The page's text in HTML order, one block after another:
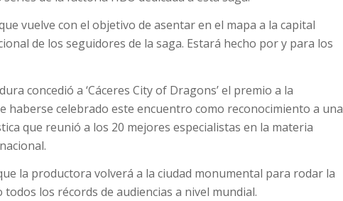
vuelve con el objetivo de asentar en el mapa a la capital
de los seguidores de la saga. Estará hecho por y para los
concedió a ‘Cáceres City of Dragons’ el premio a la
haberse celebrado este encuentro como reconocimiento a una
que reunió a los 20 mejores especialistas en la materia
la productora volverá a la ciudad monumental para rodar la
los récords de audiencias a nivel mundial.